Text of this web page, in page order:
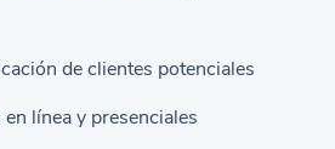
de clientes potenciales
línea y presenciales